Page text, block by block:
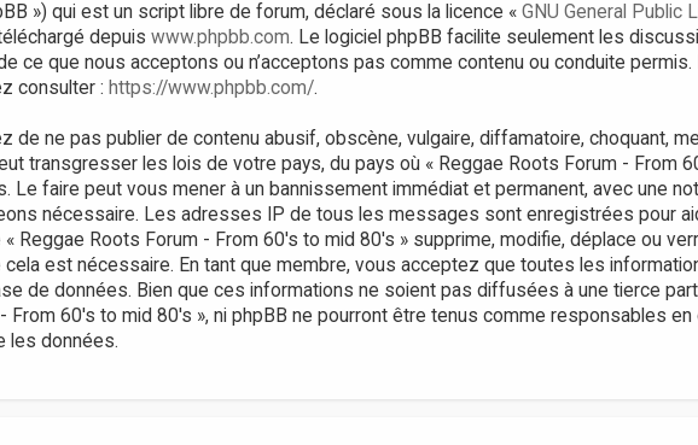
») qui est un script libre de forum, déclaré sous la licence «GNU General Public
depuiswww.phpbb.com. Le logiciel phpBB facilite seulement les
ce que nous acceptons ou n’acceptons pas comme contenu ou conduite
consulter : https://www.phpbb.com/.
de ne pas publier de contenu abusif, obscène, vulgaire, diffamatoire, choquant,
transgresser les lois de votre pays, du pays où « Reggae Roots Forum - From
Le faire peut vous mener à un bannissement immédiat et permanent, avec une
nécessaire. Les adresses IP de tous les messages sont enregistrées pour
Reggae Roots Forum - From 60's to mid 80's » supprime, modifie, déplace ou
est nécessaire. En tant que membre, vous acceptez que toutes les
de données. Bien que ces informations ne soient pas diffusées à une tierce
From 60's to mid 80's », ni phpBB ne pourront être tenus comme responsables
les données.